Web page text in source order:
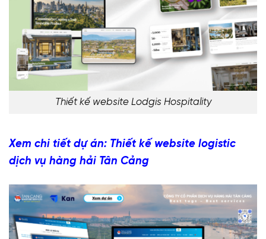
Thiết kế website Lodgis Hospitality
Xem chi tiết dự án: Thiết kế website logistic
dịch vụ hàng hải Tân Cảng